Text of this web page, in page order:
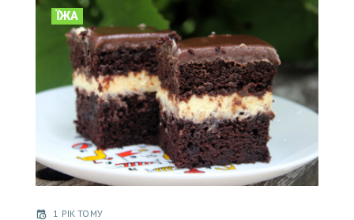
ЇЖА
1 РІК ТОМУ